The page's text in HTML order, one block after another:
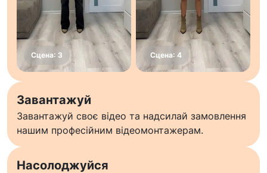
Завантажуй
Завантажуй своє відео та надсилай замовлення
нашим професійним відеомонтажерам.
Насолоджуйся